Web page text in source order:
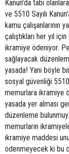
Kanun'da tabi
ve 5510 Sayılı
kamu çalışanlarının
çalıştıkları her yıl
ikramiye ödeniyor.
sağlayacak
yasada! Yani böyle
sosyal güvenliği
memurlara ikramiye
yasada yer alması
düzenleme
memurların
ikramiye maddesi
ödenmeyecek ki bu